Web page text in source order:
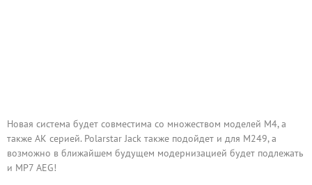
Новая система будет совместима со множеством моделей М4, а
также АК серией. Polarstar Jack также подойдет и для М249, а
возможно в ближайшем будущем модернизацией будет подлежать
и MP7 AEG!